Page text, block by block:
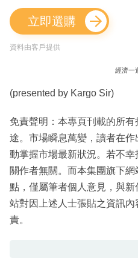
立即選購
資料由客戶提供
經濟一
(presented by Kargo Sir)
免責聲明：本專頁刊載的所
途。市場瞬息萬變，讀者在
動掌握市場最新狀況。若不
關作者無關。而本集團旗下
點，僅屬筆者個人意見，與
站對因上述人士張貼之資訊
責。